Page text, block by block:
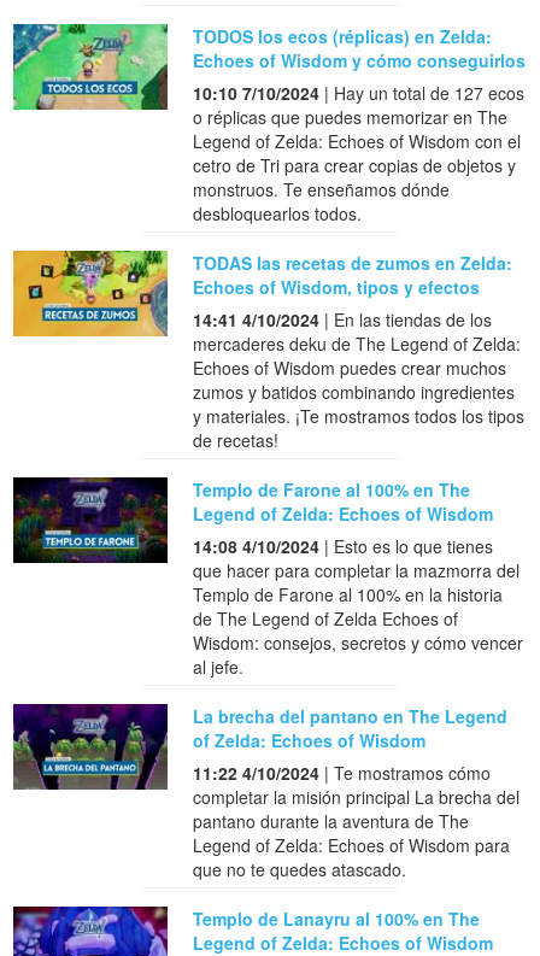
TODOS los ecos (réplicas) en Zelda:
Echoes of Wisdom y cómo conseguirlos
10:10 7/10/2024 | Hay un total de 127 ecos
o réplicas que puedes memorizar en The
Legend of Zelda: Echoes of Wisdom con el
cetro de Tri para crear copias de objetos y
monstruos. Te enseñamos dónde
desbloquearlos todos.
TODAS las recetas de zumos en Zelda:
Echoes of Wisdom, tipos y efectos
14:41 4/10/2024 | En las tiendas de los
mercaderes deku de The Legend of Zelda:
Echoes of Wisdom puedes crear muchos
zumos y batidos combinando ingredientes
y materiales. ¡Te mostramos todos los tipos
de recetas!
Templo de Farone al 100% en The
Legend of Zelda: Echoes of Wisdom
14:08 4/10/2024 | Esto es lo que tienes
que hacer para completar la mazmorra del
Templo de Farone al 100% en la historia
de The Legend of Zelda Echoes of
Wisdom: consejos, secretos y cómo vencer
al jefe.
La brecha del pantano en The Legend
of Zelda: Echoes of Wisdom
11:22 4/10/2024 | Te mostramos cómo
completar la misión principal La brecha del
pantano durante la aventura de The
Legend of Zelda: Echoes of Wisdom para
que no te quedes atascado.
Templo de Lanayru al 100% en The
Legend of Zelda: Echoes of Wisdom